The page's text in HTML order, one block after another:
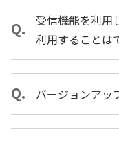
受信機能を利用
利用することは
バージョンアッ